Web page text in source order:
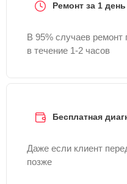
Ремонт за 1 день
В 95% случаев ремонт
в течение 1-2 часов
Бесплатная
Даже если клиент
позже